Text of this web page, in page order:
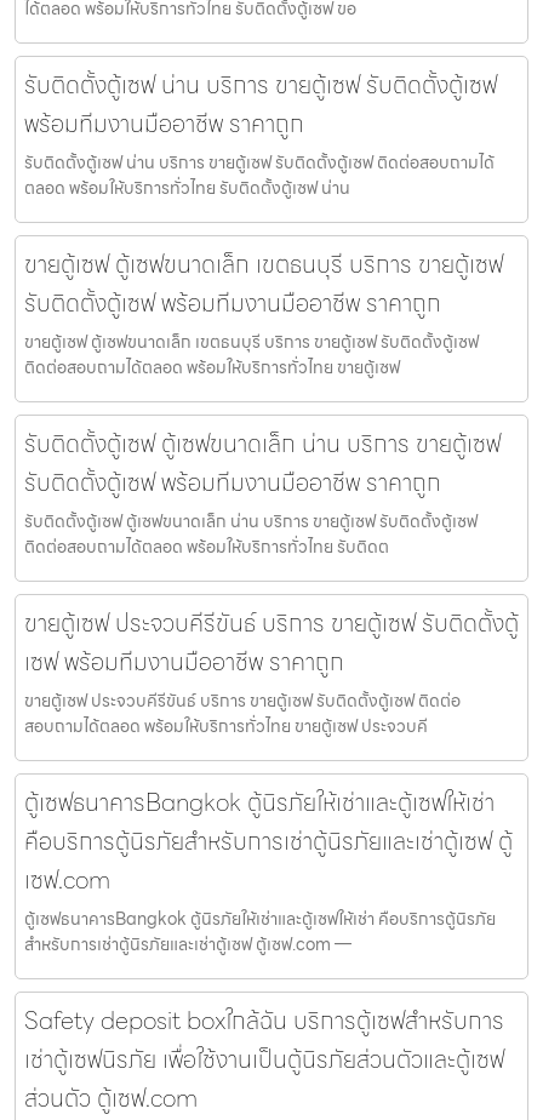
ได้ตลอด พร้อมให้บริการทั่วไทย รับติดตั้งตู้เซฟ ขอ
รับติดตั้งตู้เซฟ น่าน บริการ ขายตู้เซฟ รับติดตั้งตู้เซฟ
พร้อมทีมงานมืออาชีพ ราคาถูก
รับติดตั้งตู้เซฟ น่าน บริการ ขายตู้เซฟ รับติดตั้งตู้เซฟ ติดต่อสอบถามได้
ตลอด พร้อมให้บริการทั่วไทย รับติดตั้งตู้เซฟ น่าน
ขายตู้เซฟ ตู้เซฟขนาดเล็ก เขตธนบุรี บริการ ขายตู้เซฟ
รับติดตั้งตู้เซฟ พร้อมทีมงานมืออาชีพ ราคาถูก
ขายตู้เซฟ ตู้เซฟขนาดเล็ก เขตธนบุรี บริการ ขายตู้เซฟ รับติดตั้งตู้เซฟ
ติดต่อสอบถามได้ตลอด พร้อมให้บริการทั่วไทย ขายตู้เซฟ
รับติดตั้งตู้เซฟ ตู้เซฟขนาดเล็ก น่าน บริการ ขายตู้เซฟ
รับติดตั้งตู้เซฟ พร้อมทีมงานมืออาชีพ ราคาถูก
รับติดตั้งตู้เซฟ ตู้เซฟขนาดเล็ก น่าน บริการ ขายตู้เซฟ รับติดตั้งตู้เซฟ
ติดต่อสอบถามได้ตลอด พร้อมให้บริการทั่วไทย รับติดต
ขายตู้เซฟ ประจวบคีรีขันธ์ บริการ ขายตู้เซฟ รับติดตั้งตู้
เซฟ พร้อมทีมงานมืออาชีพ ราคาถูก
ขายตู้เซฟ ประจวบคีรีขันธ์ บริการ ขายตู้เซฟ รับติดตั้งตู้เซฟ ติดต่อ
สอบถามได้ตลอด พร้อมให้บริการทั่วไทย ขายตู้เซฟ ประจวบคี
ตู้เซฟธนาคารBangkok ตู้นิรภัยให้เช่าและตู้เซฟให้เช่า
คือบริการตู้นิรภัยสำหรับการเช่าตู้นิรภัยและเช่าตู้เซฟ ตู้
เซฟ.com
ตู้เซฟธนาคารBangkok ตู้นิรภัยให้เช่าและตู้เซฟให้เช่า คือบริการตู้นิรภัย
สำหรับการเช่าตู้นิรภัยและเช่าตู้เซฟ ตู้เซฟ.com —
Safety deposit boxใกล้ฉัน บริการตู้เซฟสำหรับการ
เช่าตู้เซฟนิรภัย เพื่อใช้งานเป็นตู้นิรภัยส่วนตัวและตู้เซฟ
ส่วนตัว ตู้เซฟ.com